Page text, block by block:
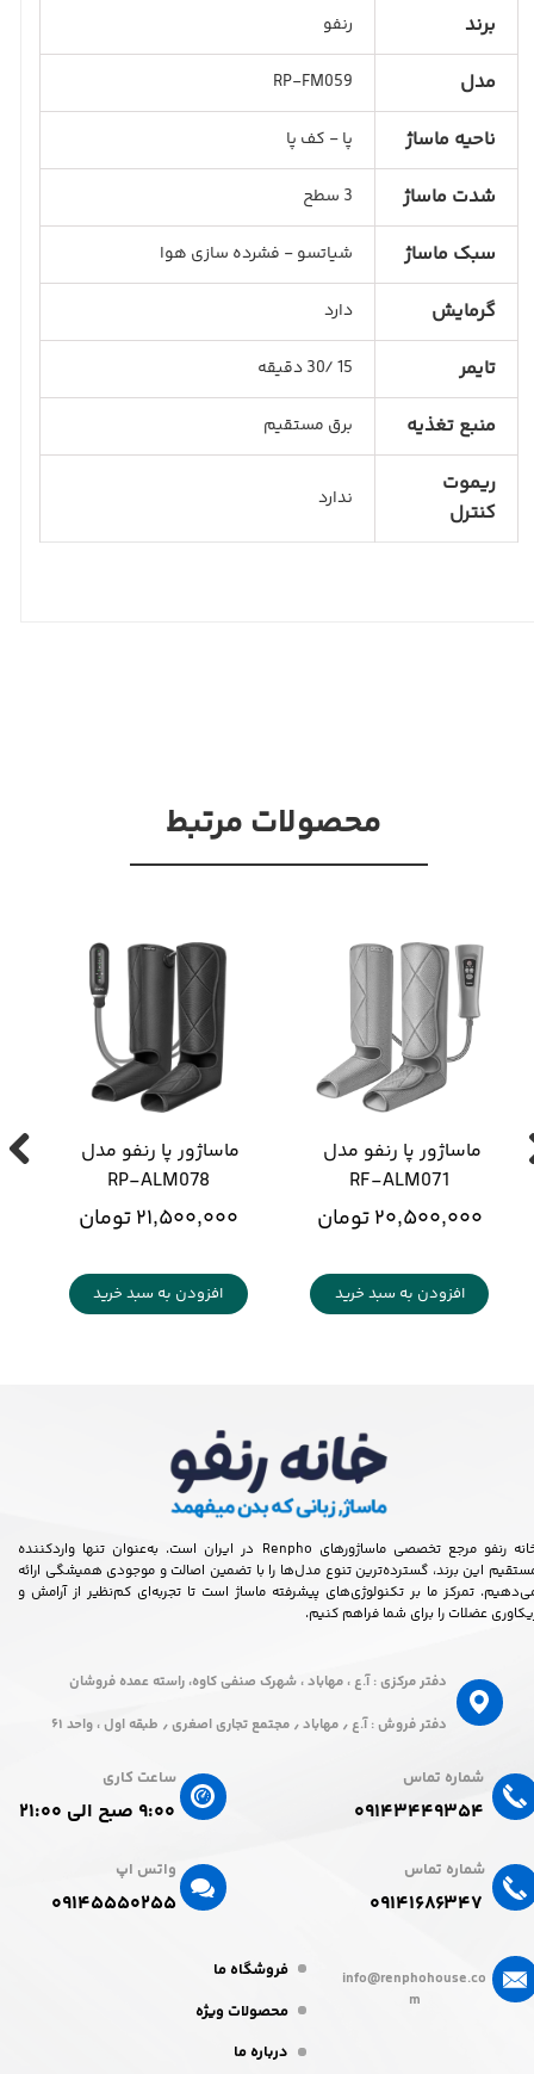
برند رنفو
مدل RP-FM059
ناحیه ماساژ پا - کف پا
شدت ماساژ 3 سطح
سبک ماساژ شیاتسو - فشرده سازی هوا
گرمایش دارد
تایمر 15 /30 دقیقه
منبع تغذیه برق مستقیم
ریموت
کنترل
ندارد
ماساژور پا رنفو مدل
RP-ALM078
۲۱,۵۰۰,۰۰۰ تومان
افزودن به سبد خرید
ماساژور پا رنفو مدل
RF-ALM071
۲۰,۵۰۰,۰۰۰ تومان
افزودن به سبد خرید
محصولات مرتبط
دفتر مرکزی : آ.ع ، مهاباد ، شهرک صنفی کاوه، راسته عمده فروشان
دفتر فروش : آ.ع ٫ مهاباد ٫ مجتمع تجاری اصغری ٫ طبقه اول ، واحد ۶۱
فروشگاه ما
محصولات ویژه
درباره ما
خانه رنفو مرجع تخصصی ماساژورهای Renpho در ایران است. به‌عنوان تنها واردکننده
این برند، گسترده‌ترین تنوع مدل‌ها را با تضمین اصالت و موجودی همیشگی ارائه
تمرکز ما بر تکنولوژی‌های پیشرفته ماساژ است تا تجربه‌ای کم‌نظیر از آرامش و
عضلات را برای شما فراهم کنیم.
۰۹۱۴۳۴۴۹۳۵۴
شماره تماس
شماره تماس
۰۹۱۴۱۶۸۶۳۴۷​​​​​​​
ساعت کاری
۹:۰۰ صبح الی ۲۱:۰۰
واتس اپ
۰۹۱۴۵۵۵۰۲۵۵​​​​​​​
info@renphohouse.co
m